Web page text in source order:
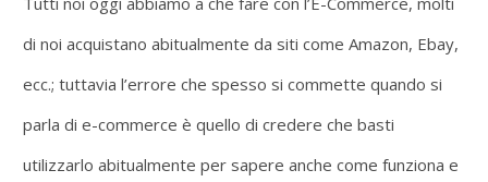
di noi acquistano abitualmente da siti come Amazon, Ebay,
ecc.; tuttavia l’errore che spesso si commette quando si
parla di e-commerce è quello di credere che basti
utilizzarlo abitualmente per sapere anche come funziona e